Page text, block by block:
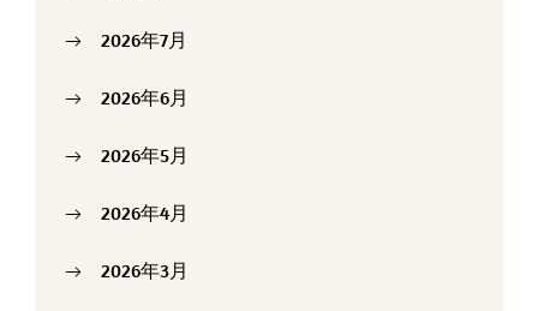
2026年7月
2026年6月
2026年5月
2026年4月
2026年3月